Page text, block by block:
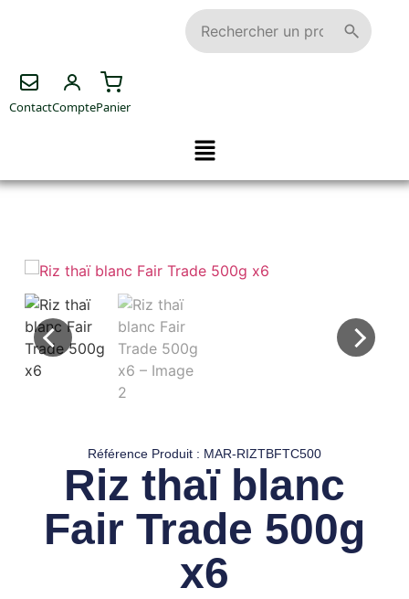
ContactComptePanier
Référence Produit : MAR-RIZTBFTC500
Riz thaï blanc
Fair Trade 500g
x6